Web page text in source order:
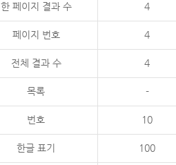
한 페이지 결과 수 4
페이지 번호 4
전체 결과 수 4
목록 -
번호 10
한글 표기 100